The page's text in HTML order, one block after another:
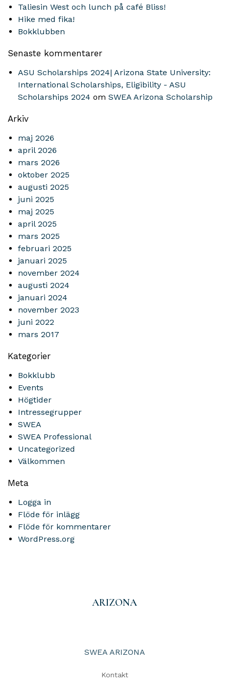
Taliesin West och lunch på café Bliss!
Hike med fika!
Bokklubben
Senaste kommentarer
ASU Scholarships 2024| Arizona State University:
International Scholarships, Eligibility - ASU
Scholarships 2024 om SWEA Arizona Scholarship
Arkiv
maj 2026
april 2026
mars 2026
oktober 2025
augusti 2025
juni 2025
maj 2025
april 2025
mars 2025
februari 2025
januari 2025
november 2024
augusti 2024
januari 2024
november 2023
juni 2022
mars 2017
Kategorier
Bokklubb
Events
Högtider
Intressegrupper
SWEA
SWEA Professional
Uncategorized
Välkommen
Meta
Logga in
Flöde för inlägg
Flöde för kommentarer
WordPress.org
ARIZONA
SWEA ARIZONA
Kontakt